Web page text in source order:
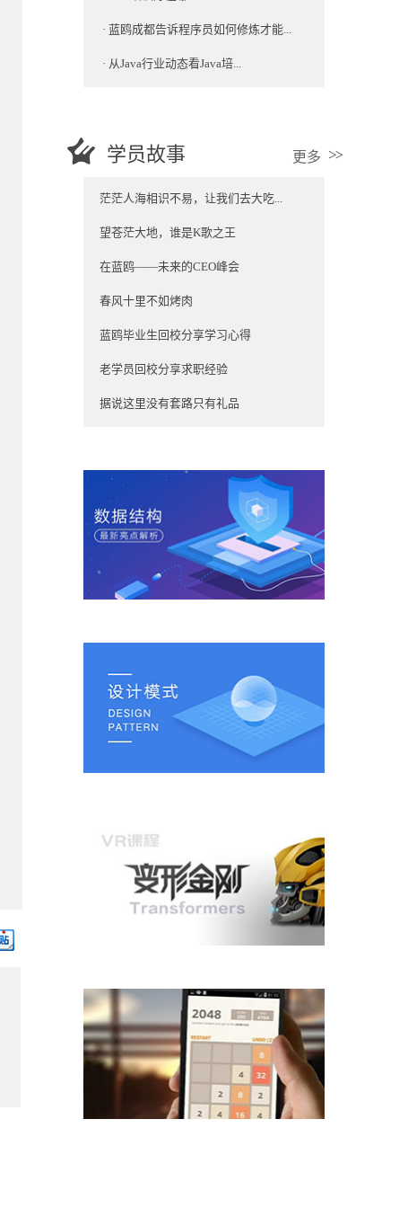
· 蓝鸥成都告诉程序员如何修炼才能...
· 从Java行业动态看Java培...
学员故事 更多
茫茫人海相识不易，让我们去大吃...
望苍茫大地，谁是K歌之王
在蓝鸥——未来的CEO峰会
春风十里不如烤肉
蓝鸥毕业生回校分享学习心得
老学员回校分享求职经验
据说这里没有套路只有礼品